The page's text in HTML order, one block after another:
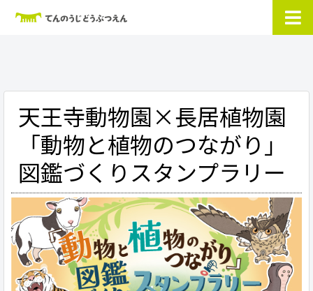
天王寺動物園×長居植物園
「動物と植物のつながり」
図鑑づくりスタンプラリー